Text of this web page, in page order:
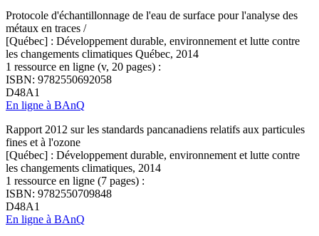
Protocole d'échantillonnage de l'eau de surface pour l'analyse des
métaux en traces /
[Québec] : Développement durable, environnement et lutte contre
les changements climatiques Québec, 2014
1 ressource en ligne (v, 20 pages) :
ISBN: 9782550692058
D48A1
En ligne à BAnQ
Rapport 2012 sur les standards pancanadiens relatifs aux particules
fines et à l'ozone
[Québec] : Développement durable, environnement et lutte contre
les changements climatiques, 2014
1 ressource en ligne (7 pages) :
ISBN: 9782550709848
D48A1
En ligne à BAnQ